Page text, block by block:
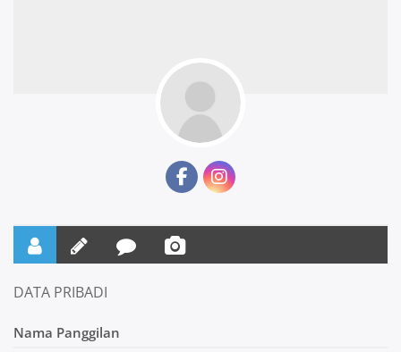
DATA PRIBADI
Nama Panggilan